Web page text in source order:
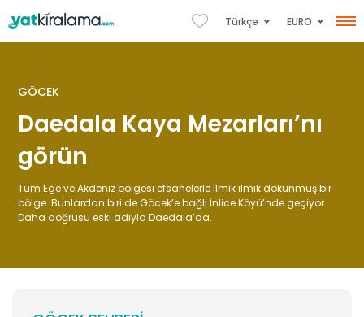
Türkçe EURO
GÖCEK
Daedala Kaya Mezarları’nı
görün
Tüm Ege ve Akdeniz bölgesi efsanelerle ilmik ilmik dokunmuş bir
bölge. Bunlardan biri de Göcek’e bağlı İnlice Köyü’nde geçiyor.
Daha doğrusu eski adıyla Daedala’da.